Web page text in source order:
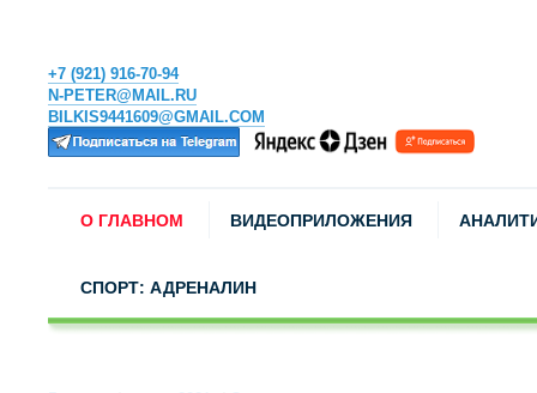
+7 (921) 916-70-94
N-PETER@MAIL.RU
BILKIS9441609@GMAIL.COM
О ГЛАВНОМ ВИДЕОПРИЛОЖЕНИЯ
СПОРТ: АДРЕНАЛИН